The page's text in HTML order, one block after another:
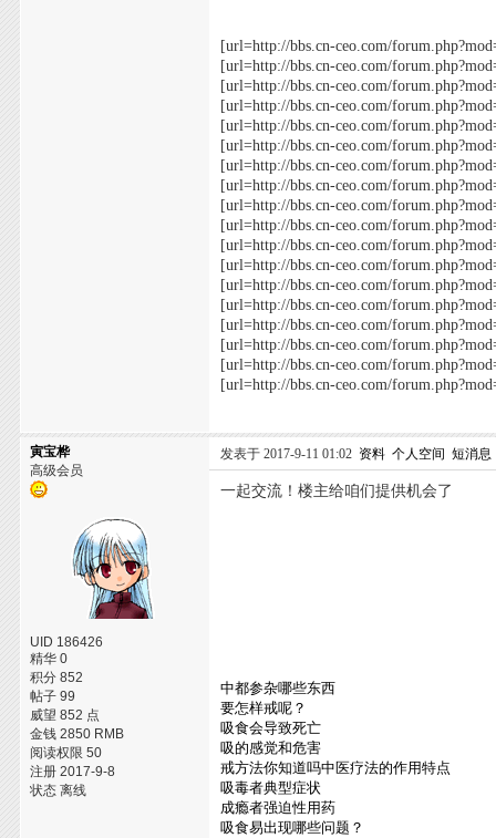
[url=http://bbs.cn-ceo.com/
[url=http://bbs.cn-ceo.com/
[url=http://bbs.cn-ceo.com/
[url=http://bbs.cn-ceo.com/
[url=http://bbs.cn-ceo.com/
[url=http://bbs.cn-ceo.com/
[url=http://bbs.cn-ceo.com/
[url=http://bbs.cn-ceo.com/
[url=http://bbs.cn-ceo.com/
[url=http://bbs.cn-ceo.com/
[url=http://bbs.cn-ceo.com/
[url=http://bbs.cn-ceo.com/
[url=http://bbs.cn-ceo.com/
[url=http://bbs.cn-ceo.com/
[url=http://bbs.cn-ceo.com/
[url=http://bbs.cn-ceo.com/
[url=http://bbs.cn-ceo.com/
[url=http://bbs.cn-ceo.com/
寅宝桦
高级会员
UID 186426
精华 0
积分 852
帖子 99
威望 852 点
金钱 2850 RMB
阅读权限 50
注册 2017-9-8
状态 离线
发表于 2017-9-11 01:02 资料 个人空间 短消息
一起交流！楼主给咱们提供机会了
中都参杂哪些东西
要怎样戒呢？
吸食会导致死亡
吸的感觉和危害
戒方法你知道吗中医疗法的作用特点
吸毒者典型症状
成瘾者强迫性用药
吸食易出现哪些问题？